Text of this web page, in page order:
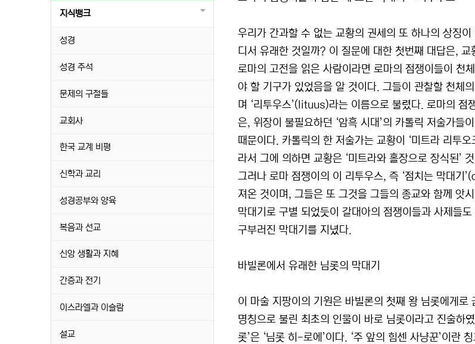
우리가 간과할 수 없는 교황의 권세의 또 하나의 상징
디서 유래한 것일까? 이 질문에 대한 첫번째 대답은,
로마의 고전을 읽은 사람이라면 로마의 점쟁이들이 천
야 할 기구가 있었음을 알 것이다. 그들이 관찰할 천체
며 ‘리투우스’(lituus)라는 이름으로 불렸다. 로마의 점
은, 위장이 불필요하던 ‘암흑 시대’의 카톨릭 저술가들
때문이다. 카톨릭의 한 저술가는 교황이 ‘미트라 리투
라서 그에 의하면 교황은 ‘미트라와 홀장으로 장식된’
그러나 로마 점쟁이의 이 리투우스, 즉 ‘점치는 막대
져온 것이며, 그들은 또 그것을 그들의 종교와 함께 앗
막대기로 구별 되었듯이 갈대아의 점쟁이들과 사제들
구부러진 막대기를 지녔다.
바빌론에서 유래한 님롯의 막대기
이 마술 지팡이의 기원은 바빌론의 첫째 왕 님롯에게
명칭으로 불린 최초의 인물이 바로 님롯이라고 진술하
롯’은 ‘님롯 히-로에’이다. ‘주 앞의 힘센 사냥꾼’이란
지식뱅크
성경
성경 주석
문제의 구절들
교회사
한국 교계 비평
신학과 교리
성경공부와 양육
복음과 선교
신앙 생활과 지혜
간증과 전기
이스라엘과 이슬람
설교